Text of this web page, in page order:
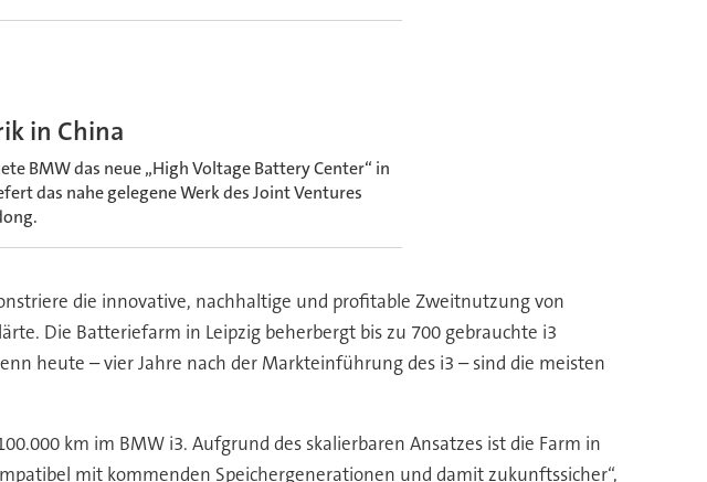
in China
BMW das neue „High Voltage Battery Center“ in
das nahe gelegene Werk des Joint Ventures
die innovative, nachhaltige und profitable Zweitnutzung von
Die Batteriefarm in Leipzig beherbergt bis zu 700 gebrauchte i3
heute – vier Jahre nach der Markteinführung des i3 – sind die meisten
km im BMW i3. Aufgrund des skalierbaren Ansatzes ist die Farm in
mit kommenden Speichergenerationen und damit zukunftssicher“,